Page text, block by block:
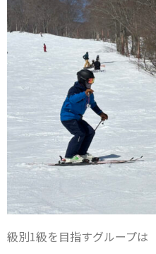
級別1級を目指すグループは